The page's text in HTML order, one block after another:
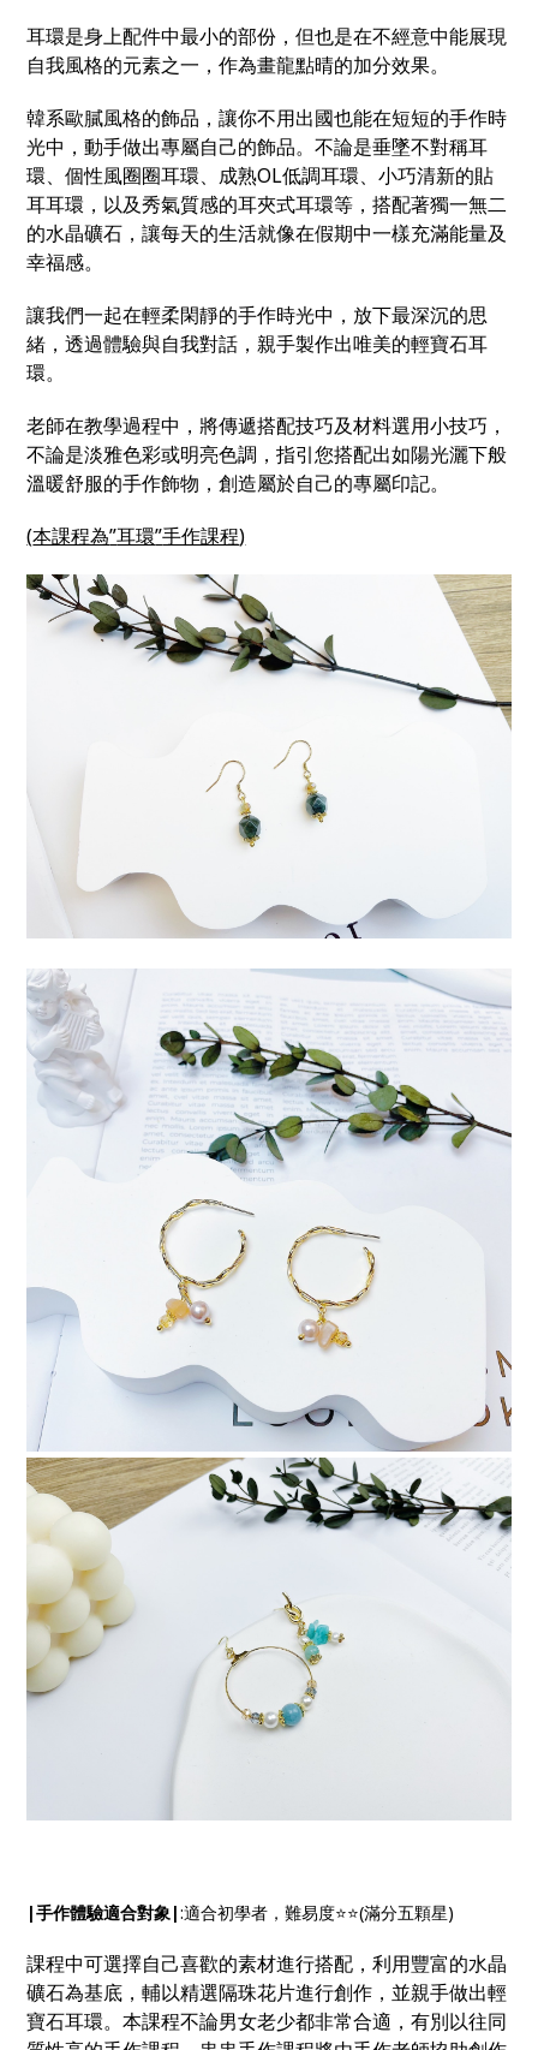
耳環是身上配件中最小的部份，但也是在不經意中能展現
自我風格的元素之一，作為畫龍點晴的加分效果。
韓系歐膩風格的飾品，讓你不用出國也能在短短的手作時
光中，動手做出專屬自己的飾品。不論是垂墜不對稱耳
環、個性風圈圈耳環、成熟OL低調耳環、小巧清新的貼
耳耳環，以及秀氣質感的耳夾式耳環等，搭配著獨一無二
的水晶礦石，讓每天的生活就像在假期中一樣充滿能量及
幸福感。
讓我們一起在輕柔閑靜的手作時光中，放下最深沉的思
緒，透過體驗與自我對話，親手製作出唯美的輕寶石耳
環。
老師在教學過程中，將傳遞搭配技巧及材料選用小技巧，
不論是淡雅色彩或明亮色調，指引您搭配出如陽光灑下般
溫暖舒服的手作飾物，創造屬於自己的專屬印記。
(本課程為”耳環”手作課程)
|手作體驗適合對象|:適合初學者，難易度⭐️⭐️(滿分五顆星)
課程中可選擇自己喜歡的素材進行搭配，利用豐富的水晶
礦石為基底，輔以精選隔珠花片進行創作，並親手做出輕
寶石耳環。本課程不論男女老少都非常合適，有別以往同